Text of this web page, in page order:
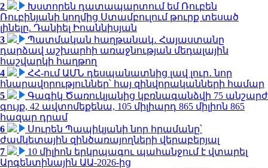
2
Խստորեն դատապարտում եմ Ռուբեն
Ռուբինյանի կողմից Ստամբուլում թուրք տեսած
լինելը. Դանիել Իոաննիսյան
3
Պատմական հաղթանակ․ Հայաստանը
դարձավ աշխարհի առաջնության մեդալային
հաշվարկի հաղթող
4
ՀՀ-ում ԱՄՆ դեսպանատնից լավ լուր․ նոր
հնարավորություններ՝ հայ զինվորականների համար
5
Գագիկ Ծառուկյանից կբռնագանձվի 75 անշարժ
գույք, 42 ավտոմեքենա, 105 միլիարդ 865 միլիոն 865
հազար դրամ
6
Սուրեն Պապիկյանի նոր հրամանը՝
ժամկետային զինծառայողների վերաբերյալ
7
10 միլիոն երկրպագու պահանջում է վտարել
Արգենտինային ԱԱ-2026-ից